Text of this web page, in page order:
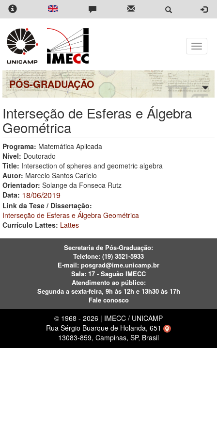
Pular
para
conteúdo
principal
Toggle
PÓS-GRADUAÇÃO
Interseção de Esferas e Álgebra
Geométrica
Programa: Matemática Aplicada
Nível: Doutorado
Title: Intersection of spheres and geometric algebra
Autor: Marcelo Santos Carielo
Orientador: Solange da Fonseca Rutz
Data: 18/06/2019
Link da Tese / Dissertação:
Interseção de Esferas e Álgebra Geométrica
Currículo Lattes: Lattes
Secretaria de Pós-Graduação:
Telefone: (19) 3521-5933
E-mail: posgrad@ime.unicamp.br
Sala: 17 - Saguão IMECC
Atendimento ao público:
Segunda a sexta-feira, 9h às 12h e 13h30 às 17h
Fale conosco
© 1968 - 2026 | IMECC / UNICAMP
Rua Sérgio Buarque de Holanda, 651
13083-859, Campinas, SP, Brasil